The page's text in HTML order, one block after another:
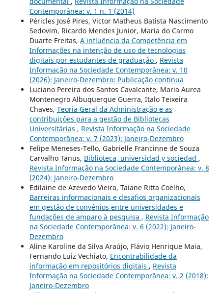
Contemporânea: v. 1 n. 1 (2014)
Péricles José Pires, Victor Matheus Batista Nascimento
Sedovim, Ricardo Mendes Junior, Maria do Carmo
Duarte Freitas, A influência da Competência em
Informações na intenção de uso de tecnologias
digitais por estudantes de graduação , Revista
Informação na Sociedade Contemporânea: v. 10
(2026): Janeiro-Dezembro: Publicação continua
Luciano Pereira dos Santos Cavalcante, Maria Aurea
Montenegro Albuquerque Guerra, Italo Teixeira
Chaves, Teoria Geral da Administração e as
contribuições para a gestão de Bibliotecas
Universitárias , Revista Informação na Sociedade
Contemporânea: v. 7 (2023): Janeiro-Dezembro
Felipe Meneses-Tello, Gabrielle Francinne de Souza
Carvalho Tanus, Biblioteca, universidad y sociedad ,
Revista Informação na Sociedade Contemporânea: v. 8
(2024): Janeiro-Dezembro
Edilaine de Azevedo Vieira, Taiane Ritta Coelho,
Barreiras informacionais e desafios organizacionais
em gestão de convênios entre universidades e
fundações de amparo à pesquisa , Revista Informação
na Sociedade Contemporânea: v. 6 (2022): Janeiro-
Dezembro
Aline Karoline da Silva Araújo, Flávio Henrique Maia,
Fernando Luiz Vechiato, Encontrabilidade da
informação em repositórios digitais , Revista
Informação na Sociedade Contemporânea: v. 2 (2018):
Janeiro-Dezembro